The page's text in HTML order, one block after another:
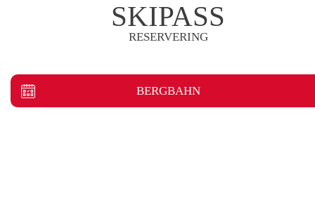
SKIPASS
RESERVERING
BERGBAHN